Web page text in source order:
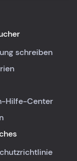
schreiben
Hilfe-Center